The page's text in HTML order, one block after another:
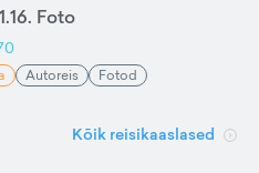
Foto
Autoreis Fotod
Kõik reisikaaslased